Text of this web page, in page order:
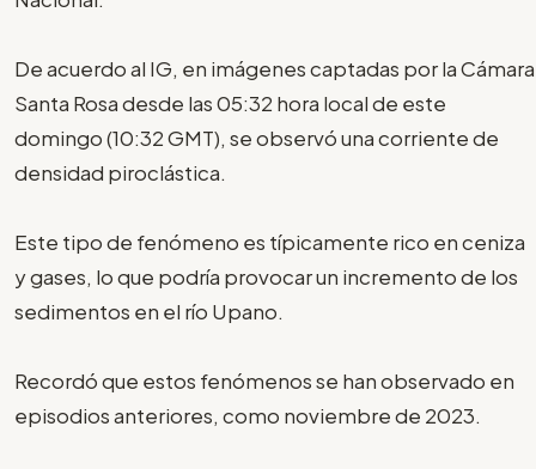
De acuerdo al IG, en imágenes captadas por la Cámara
Santa Rosa desde las 05:32 hora local de este
domingo (10:32 GMT), se observó una corriente de
densidad piroclástica.
Este tipo de fenómeno es típicamente rico en ceniza
y gases, lo que podría provocar un incremento de los
sedimentos en el río Upano.
Recordó que estos fenómenos se han observado en
episodios anteriores, como noviembre de 2023.